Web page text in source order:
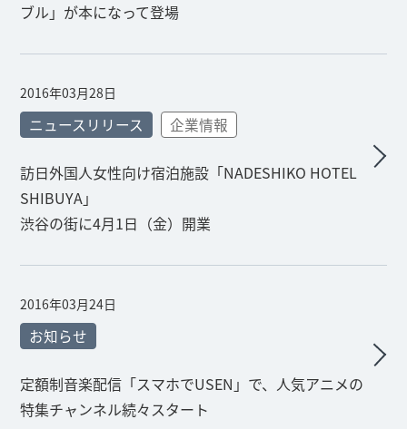
ブル」が本になって登場
2016年03月28日
ニュースリリース 企業情報
訪日外国人女性向け宿泊施設「NADESHIKO HOTEL
SHIBUYA」
渋谷の街に4月1日（金）開業
2016年03月24日
お知らせ
定額制音楽配信「スマホでUSEN」で、人気アニメの
特集チャンネル続々スタート